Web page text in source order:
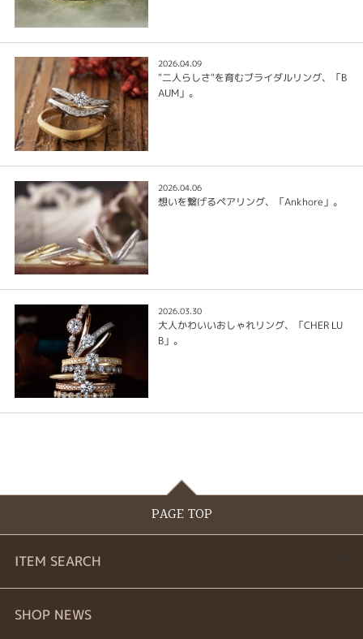
2026.04.09
"二人らしさ"を育むブライダルリング、「B
AUM」。
2026.04.06
想いを繋げるペアリング、「Ankhore」。
2026.03.30
大人かわいいおしゃれリング、「CHER LU
B」。
PAGE TOP
ITEM SEARCH
婚約指輪
SHOP NEWS